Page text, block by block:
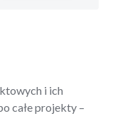
i ich
całe projekty –